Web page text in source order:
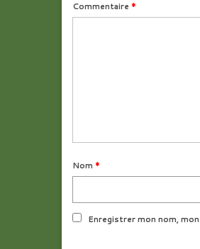
Commentaire *
Nom *
Enregistrer mon nom,